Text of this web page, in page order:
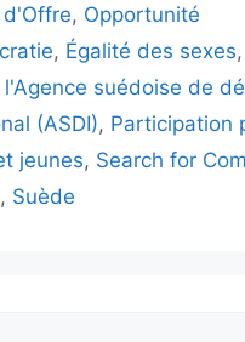
, Opportunité
, Égalité des sexes,
l'Agence suédoise de
(ASDI), Participation
jeunes, Search for
, Suède